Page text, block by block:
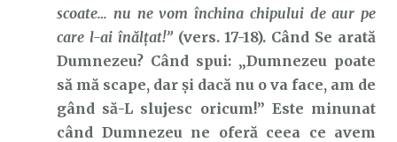
scoate… nu ne vom închina chipului de aur pe
care l-ai înălţat!”(vers. 17-18). Când Se arată
Dumnezeu? Când spui: „Dumnezeu poate
să mă scape, dar și dacă nu o va face, am de
gând să-L slujesc oricum!” Este minunat
când Dumnezeu ne oferă ceea ce avem